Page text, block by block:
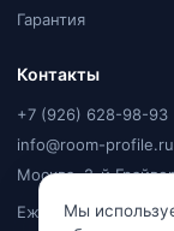
Гарантия
Контакты
+7 (926) 628-98-93
info@room-profile.ru
Москва, 2-й
Ежедневно,
Мы